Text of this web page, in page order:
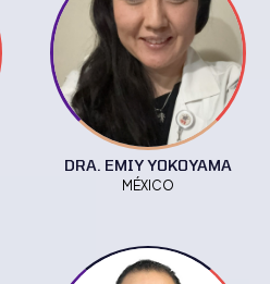
DRA. EMIY YOKOYAMA
MÉXICO